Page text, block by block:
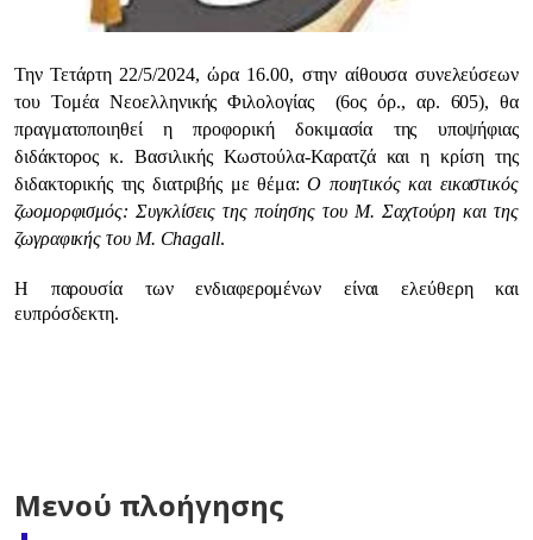
Την Τετάρτη 22/5/2024, ώρα 16.00, στην αίθουσα συνελεύσεων
του Τομέα Νεοελληνικής Φιλολογίας (6ος όρ., αρ. 605), θα
πραγματοποιηθεί η προφορική δοκιμασία της υποψήφιας
διδάκτορος κ. Βασιλικής Κωστούλα-Καρατζά και η κρίση της
διδακτορικής της διατριβής με θέμα:Ο ποιητικός και εικαστικός
ζωομορφισμός: Συγκλίσεις της ποίησης του Μ. Σαχτούρη και της
ζωγραφικής του M. Chagall.
Η παρουσία των ενδιαφερομένων είναι ελεύθερη και
ευπρόσδεκτη.
Μενού πλοήγησης